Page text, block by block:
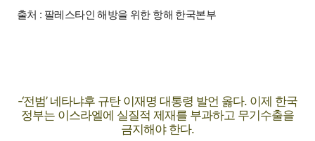
출처 : 팔레스타인 해방을 위한 항해 한국본부
-‘전범’ 네타냐후 규탄 이재명 대통령 발언 옳다. 이제 한국
정부는 이스라엘에 실질적 제재를 부과하고 무기수출을
금지해야 한다.